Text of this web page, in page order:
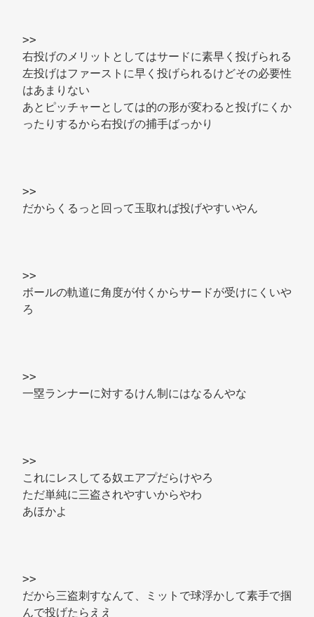
>>
左投げはファーストに早く投げられるけどその必要性
はあまりない
あとピッチャーとしては的の形が変わると投げにくか
ったりするから右投げの捕手ばっかり
>>
だからくるっと回って玉取れば投げやすいやん
>>
ボールの軌道に角度が付くからサードが受けにくいや
ろ
>>
一塁ランナーに対するけん制にはなるんやな
>>
これにレスしてる奴エアプだらけやろ
ただ単純に三盗されやすいからやわ
あほかよ
>>
だから三盗刺すなんて、ミットで球浮かして素手で掴
んで投げたらええ